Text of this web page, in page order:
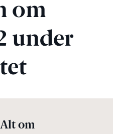
om
under
Alt om